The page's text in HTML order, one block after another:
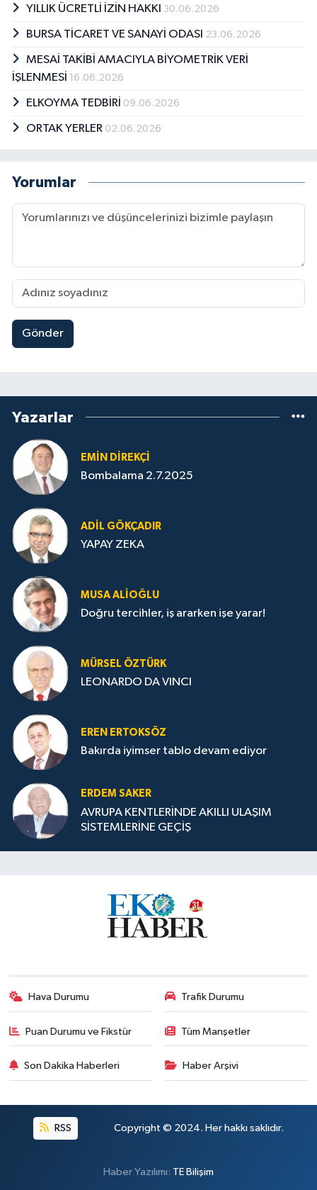
YILLIK ÜCRETLİ İZİN HAKKI 30.06.2026
BURSA TİCARET VE SANAYİ ODASI 23.06.2026
MESAİ TAKİBİ AMACIYLA BİYOMETRİK VERİ
İŞLENMESİ 16.06.2026
ELKOYMA TEDBİRİ 09.06.2026
ORTAK YERLER 02.06.2026
Yorumlar
Gönder
Yazarlar
EMIN DIREKÇI
Bombalama 2.7.2025
ADIL GÖKÇADIR
YAPAY ZEKA
MUSA ALIOĞLU
Doğru tercihler, iş ararken işe yarar!
MÜRSEL ÖZTÜRK
LEONARDO DA VINCI
EREN ERTOKSÖZ
Bakırda iyimser tablo devam ediyor
ERDEM SAKER
AVRUPA KENTLERİNDE AKILLI ULAŞIM
SİSTEMLERİNE GEÇİŞ
Hava Durumu Trafik Durumu
Puan Durumu ve Fikstür Tüm Manşetler
Son Dakika Haberleri Haber Arşivi
RSS Copyright © 2024. Her hakkı saklıdır.
Haber Yazılımı: TE Bilişim